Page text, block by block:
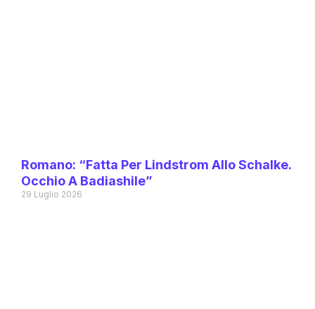
Romano: “Fatta Per Lindstrom Allo Schalke.
Occhio A Badiashile”
29 Luglio 2026